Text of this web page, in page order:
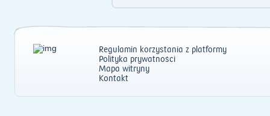
Regulamin korzystania z platformy
Polityka prywatności
Mapa witryny
Kontakt